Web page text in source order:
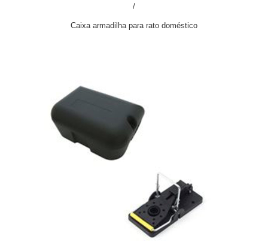
/
Caixa armadilha para rato doméstico